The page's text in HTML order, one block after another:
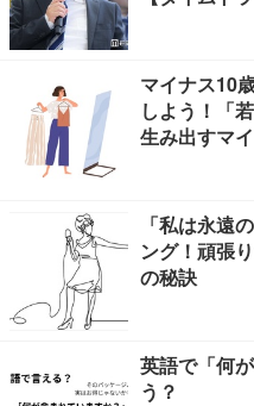
マイナス10
しよう！「
生み出すマ
「私は永遠
ング！頑張
の秘訣
英語で「何
う？